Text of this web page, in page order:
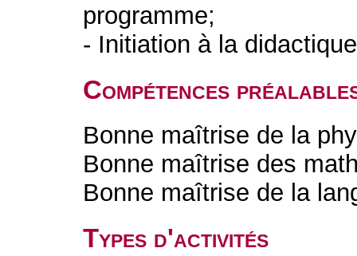
programme;
- Initiation à la
Compétences
Bonne maîtrise de la
Bonne maîtrise des
Bonne maîtrise de la
Types d'activités